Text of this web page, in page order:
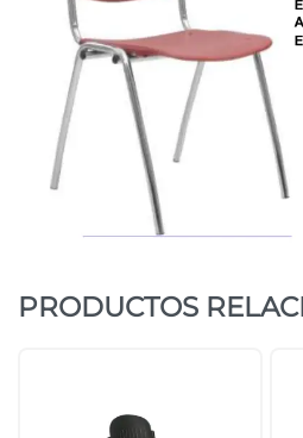
PRODUCTOS